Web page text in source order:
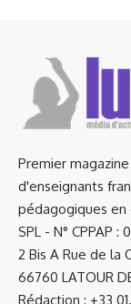
Premier
d'enseignants
pédagogiques en
SPL - N° CPPAP :
2 Bis A Rue de la
66760 LATOUR
Rédaction : +33